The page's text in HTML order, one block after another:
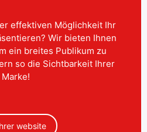
effektiven Möglichkeit Ihr
Wir bieten Ihnen
ein breites Publikum zu
so die Sichtbarkeit Ihrer
Marke!
website